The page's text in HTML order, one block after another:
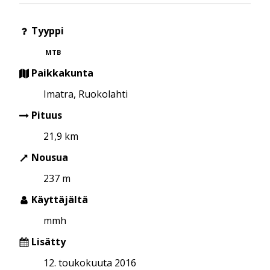
Tyyppi
MTB
Paikkakunta
Imatra, Ruokolahti
Pituus
21,9 km
Nousua
237 m
Käyttäjältä
mmh
Lisätty
12. toukokuuta 2016